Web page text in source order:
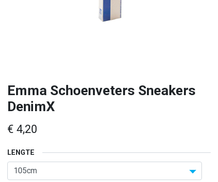
Emma Schoenveters Sneakers
DenimX
€ 4,20
LENGTE